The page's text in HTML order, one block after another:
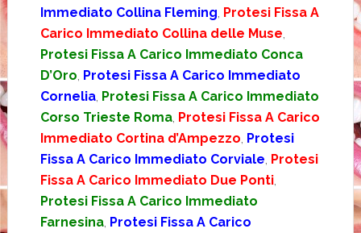
Immediato Collina Fleming Protesi Fissa A
Carico Immediato Collina delle Muse
Protesi Fissa A Carico Immediato Conca
D’Oro Protesi Fissa A Carico Immediato
Cornelia, Protesi Fissa A Carico Immediato
Corso Trieste Roma, Protesi Fissa A Carico
Immediato Cortina d’Ampezzo Protesi
Fissa A Carico Immediato Corviale Protesi
Fissa A Carico Immediato Due Ponti,
Protesi Fissa A Carico Immediato
Farnesina, Protesi Fissa A Carico